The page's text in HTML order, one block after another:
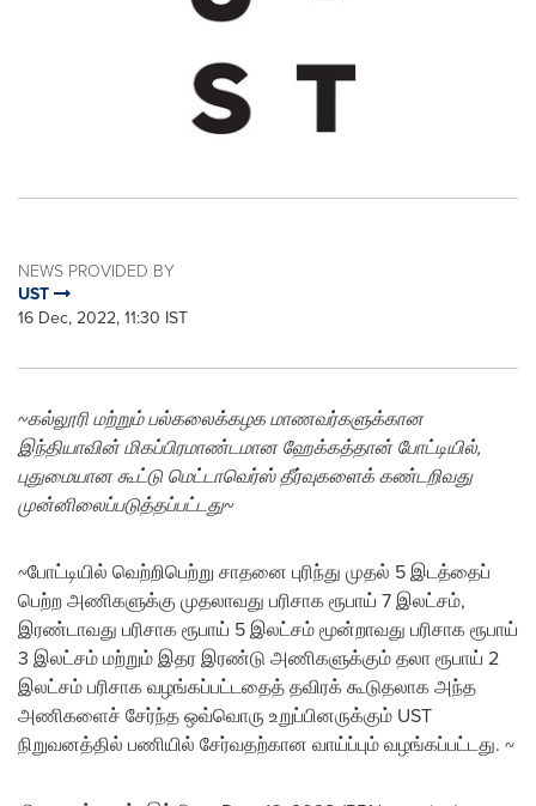
NEWS PROVIDED BY
UST
16 Dec, 2022, 11:30 IST
~கல்லூரி மற்றும் பல்கலைக்கழக மாணவர்களுக்கான
இந்தியாவின் மிகப்பிரமாண்டமான ஹேக்கத்தான் போட்டியில்,
புதுமையான கூட்டு மெட்டாவெர்ஸ் தீர்வுகளைக் கண்டறிவது
முன்னிலைப்படுத்தப்பட்டது~
~போட்டியில் வெற்றிபெற்று சாதனை புரிந்து முதல் 5 இடத்தைப்
பெற்ற அணிகளுக்கு முதலாவது பரிசாக ரூபாய் 7 இலட்சம்,
இரண்டாவது பரிசாக ரூபாய் 5 இலட்சம் மூன்றாவது பரிசாக ரூபாய்
3 இலட்சம் மற்றும் இதர இரண்டு அணிகளுக்கும் தலா ரூபாய் 2
இலட்சம் பரிசாக வழங்கப்பட்டதைத் தவிரக் கூடுதலாக அந்த
அணிகளைச் சேர்ந்த ஒவ்வொரு உறுப்பினருக்கும் UST
நிறுவனத்தில் பணியில் சேர்வதற்கான வாய்ப்பும் வழங்கப்பட்டது. ~